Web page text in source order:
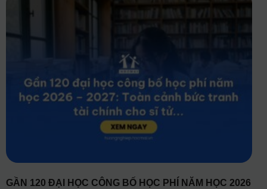
GẦN 120 ĐẠI HỌC CÔNG BỐ HỌC PHÍ NĂM HỌC 2026